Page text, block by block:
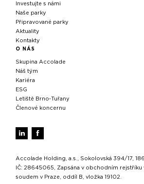
Investujte s námi
Naše parky
Připravované parky
Aktuality
Kontakty
O NÁS
Skupina Accolade
Náš tým
Kariéra
ESG
Letiště Brno‑Tuřany
Členové koncernu
Accolade Holding, a.s., Sokolovská 394/17,
IČ: 28645065, Zapsána v obchodním rejstříku
soudem v Praze, oddíl B, vložka 19102.